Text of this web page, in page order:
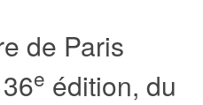
de Paris
e édition, du